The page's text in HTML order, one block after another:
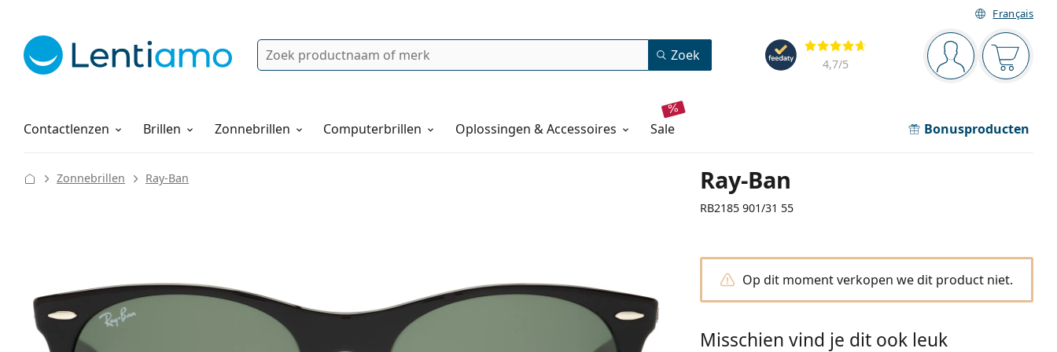
Français
Navigatie
Je bent ingelogd
Jouw
Beoordelingen
4,7/5
Zoek Zoek
Contactlenzen
Lenzenvloeistoffen Brillen Zonnebrillen Computerbrillen Oplossingen & Accessoires sale Bonusproducten
Hoe bestellen
Ray-Ban
RB2185 901/31 55
Zonnebrillen Ray-Ban
Op dit moment verkopen we dit product niet.
Misschien vind je dit ook leuk